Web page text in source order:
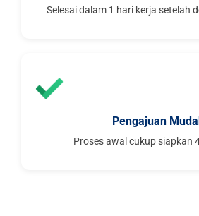
Selesai dalam 1 hari kerja setelah
Pengajuan
Proses awal cukup siapkan